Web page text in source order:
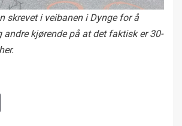
skrevet i veibanen i Dynge for å
andre kjørende på at det faktisk er 30-